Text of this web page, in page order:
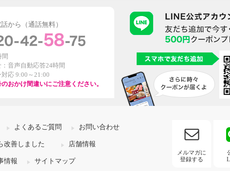
から（通話無料）
間
音声自動応答24時間
応 9:00～21:00
おかけ間違いにご注意ください。
よくあるご質問 お問い合わせ
改善しました 店舗情報
情報 サイトマップ
メルマガに
登録する